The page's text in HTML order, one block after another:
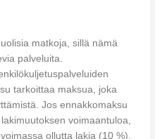
matkoja, sillä nämä
palveluita.
tarkoittaa maksua, joka
Jos ennakkomaksu
voimaantuloa,
ollutta lakia (10 %).